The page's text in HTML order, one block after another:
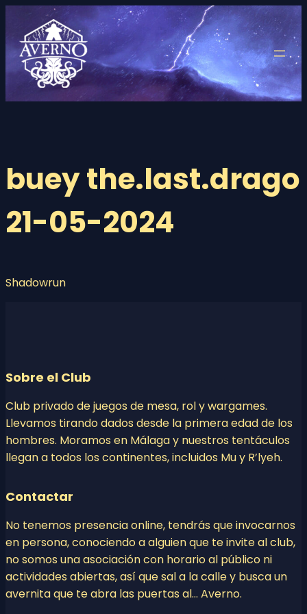
contenido
buey the.last.drago
21-05-2024
Shadowrun
Sobre el Club
Club privado de juegos de mesa, rol y wargames.
Llevamos tirando dados desde la primera edad de los
hombres. Moramos en Málaga y nuestros tentáculos
llegan a todos los continentes, incluidos Mu y R’lyeh.
Contactar
No tenemos presencia online, tendrás que invocarnos
en persona, conociendo a alguien que te invite al club,
no somos una asociación con horario al público ni
actividades abiertas, así que sal a la calle y busca un
avernita que te abra las puertas al… Averno.